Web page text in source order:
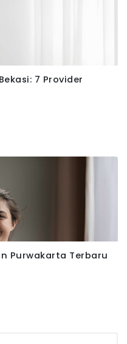
7 Provider
Purwakarta Terbaru